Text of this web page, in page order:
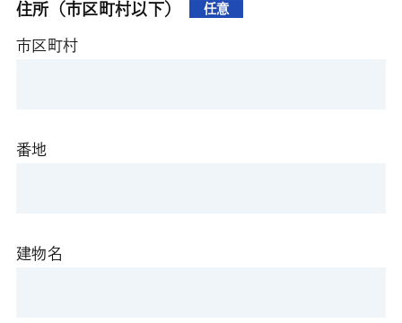
住所（市区町村以下） 任意
市区町村
番地
建物名